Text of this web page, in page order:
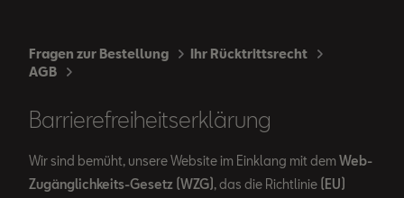
Fragen zur Bestellung
Ihr Rücktrittsrecht
AGB
Barrierefreiheitserklärung
Wir sind bemüht, unsere Website im Einklang mit dem Web-
Zugänglichkeits-Gesetz (WZG) , das die Richtlinie (EU)